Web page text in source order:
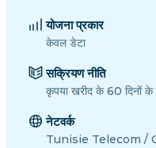
योजना प्रकार
केवल डेटा
सक्रियण नीति
कृपया खरीद के 60 दिनों के
नेटवर्क
Tunisie Telecom /